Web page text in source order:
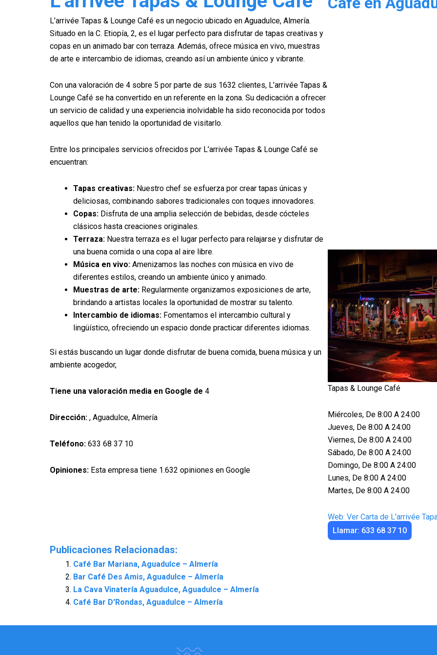
L’arrivée Tapas & Lounge Café es un negocio ubicado en Aguadulce, Almería.
Situado en la C. Etiopía, 2, es el lugar perfecto para disfrutar de tapas creativas y
copas en un animado bar con terraza. Además, ofrece música en vivo, muestras
de arte e intercambio de idiomas, creando así un ambiente único y vibrante.
Con una valoración de 4 sobre 5 por parte de sus 1632 clientes, L’arrivée Tapas &
Lounge Café se ha convertido en un referente en la zona. Su dedicación a ofrecer
un servicio de calidad y una experiencia inolvidable ha sido reconocida por todos
aquellos que han tenido la oportunidad de visitarlo.
Entre los principales servicios ofrecidos por L’arrivée Tapas & Lounge Café se
encuentran:
Tapas creativas: Nuestro chef se esfuerza por crear tapas únicas y
deliciosas, combinando sabores tradicionales con toques innovadores.
Copas: Disfruta de una amplia selección de bebidas, desde cócteles
clásicos hasta creaciones originales.
Terraza: Nuestra terraza es el lugar perfecto para relajarse y disfrutar de
una buena comida o una copa al aire libre.
Música en vivo: Amenizamos las noches con música en vivo de
diferentes estilos, creando un ambiente único y animado.
Muestras de arte: Regularmente organizamos exposiciones de arte,
brindando a artistas locales la oportunidad de mostrar su talento.
Intercambio de idiomas: Fomentamos el intercambio cultural y
lingüístico, ofreciendo un espacio donde practicar diferentes idiomas.
Si estás buscando un lugar donde disfrutar de buena comida, buena música y un
ambiente acogedor,
Tiene una valoración media en Google de 4
Dirección: , Aguadulce, Almería
Teléfono: 633 68 37 10
Opiniones: Esta empresa tiene 1.632 opiniones en Google
Tapas & Lounge Café
Miércoles, De 8:00 A 24:00
Jueves, De 8:00 A 24:00
Viernes, De 8:00 A 24:00
Sábado, De 8:00 A 24:00
Domingo, De 8:00 A 24:00
Lunes, De 8:00 A 24:00
Martes, De 8:00 A 24:00
Web: Ver Carta de L'arrivée
Llamar: 633 68 37 10
Publicaciones Relacionadas:
Café Bar Mariana, Aguadulce – Almería
Bar Café Des Amis, Aguadulce – Almería
La Cava Vinatería Aguadulce, Aguadulce – Almería
Café Bar D'Rondas, Aguadulce – Almería